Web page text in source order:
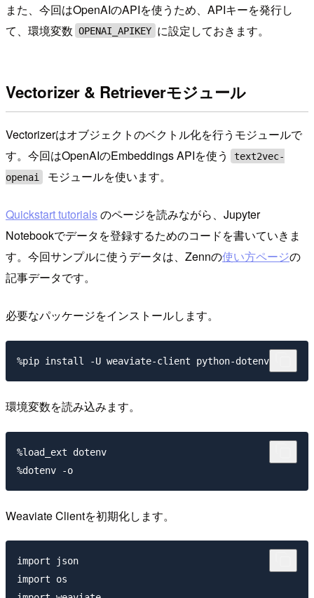
また、今回はOpenAIのAPIを使うため、APIキーを発行し
て、環境変数 OPENAI_APIKEY に設定しておきます。
Vectorizer & Retrieverモジュール
Vectorizerはオブジェクトのベクトル化を行うモジュールで
す。今回はOpenAIのEmbeddings APIを使う
text2vec-
openai
モジュールを使います。
Quickstart tutorialsのページを読みながら、Jupyter
Notebookでデータを登録するためのコードを書いていきま
す。今回サンプルに使うデータは、Zennの使い方ページの
記事データです。
必要なパッケージをインストールします。
環境変数を読み込みます。
%load_ext dotenv
Weaviate Clientを初期化します。
import json
import os